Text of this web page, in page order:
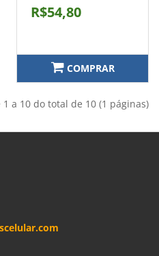
R$54,80
COMPRAR
a 10 do total de 10 (1 páginas)